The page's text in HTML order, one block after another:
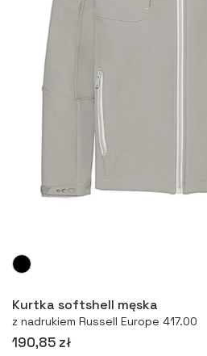
Kurtka softshell męska
z nadrukiem Russell Europe 417.00
190,85 zł